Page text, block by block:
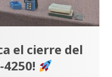
el cierre del